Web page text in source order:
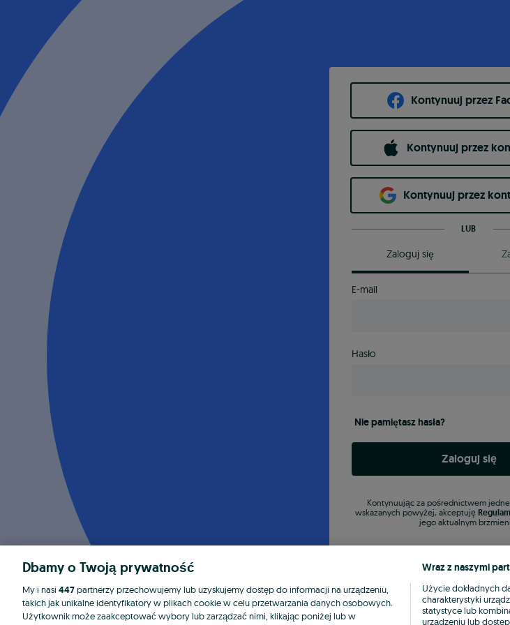
Kontynuuj przez
Kontynuuj przez
Kontynuuj przez
LUB
Zaloguj się
E-mail
Hasło
Nie pamiętasz hasła?
Zaloguj się
Kontynuując za pośrednictwem
wskazanych powyżej, akceptuję
jego aktualnym
Dbamy o Twoją prywatność
My i nasi 447partnerzy przechowujemy lub uzyskujemy dostęp do informacji na urządzeniu,
takich jak unikalne identyfikatory w plikach cookie w celu przetwarzania danych osobowych.
Użytkownik może zaakceptować wybory lub zarządzać nimi, klikając poniżej lub w
Wraz z naszymi
Użycie dokładnych
charakterystyki
statystyce lub
urządzeniu lub